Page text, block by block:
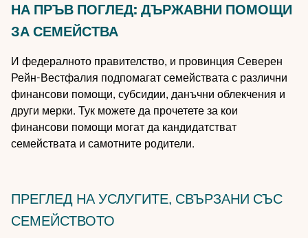
НА ПРЪВ ПОГЛЕД: ДЪРЖАВНИ ПОМОЩИ
ЗА СЕМЕЙСТВА
И федералното правителство, и провинция Северен
Рейн-Вестфалия подпомагат семействата с различни
финансови помощи, субсидии, данъчни облекчения и
други мерки. Тук можете да прочетете за кои
финансови помощи могат да кандидатстват
семействата и самотните родители.
ПРЕГЛЕД НА УСЛУГИТЕ, СВЪРЗАНИ СЪС
СЕМЕЙСТВОТО